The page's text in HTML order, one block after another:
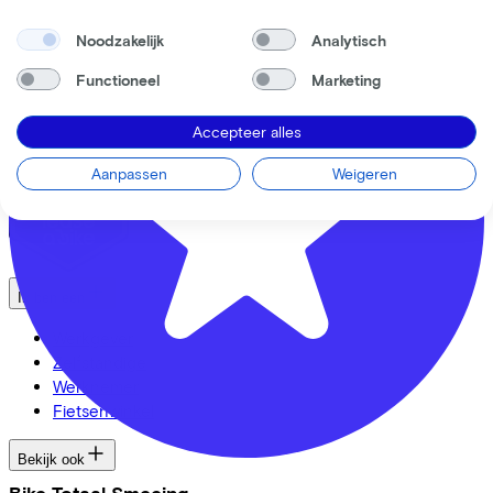
FAQ
Security & Privacy
Ik ben een
Zelfstandige
Werknemer
Fietsenwinkel
Bekijk ook
Noodzakelijk Analytisch
Functioneel Marketing
Accepteer alles
Aanpassen Weigeren